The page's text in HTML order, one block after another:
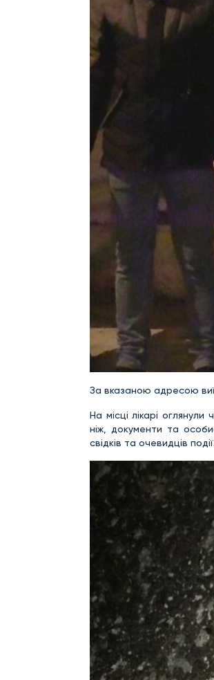
За вказаною адресою
На місці лікарі
ніж, документи та
свідків та очевидців події.